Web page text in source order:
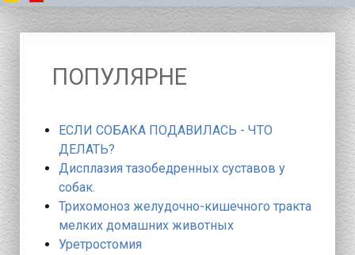
ПОПУЛЯРНЕ
ЕСЛИ СОБАКА ПОДАВИЛАСЬ - ЧТО
ДЕЛАТЬ?
Дисплазия тазобедренных суставов у
собак.
Трихомоноз желудочно-кишечного тракта
мелких домашних животных
Уретростомия